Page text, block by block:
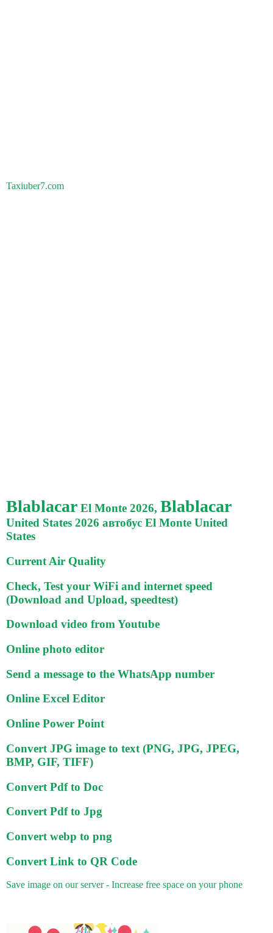
Taxiuber7.com
Blablacar El Monte 2026, Blablacar
United States 2026 автобус El Monte United
States
Current Air Quality
Check, Test your WiFi and internet speed
(Download and Upload, speedtest)
Download video from Youtube
Online photo editor
Send a message to the WhatsApp number
Online Excel Editor
Online Power Point
Convert JPG image to text (PNG, JPG, JPEG,
BMP, GIF, TIFF)
Convert Pdf to Doc
Convert Pdf to Jpg
Convert webp to png
Convert Link to QR Code
Save image on our server - Increase free space on your phone